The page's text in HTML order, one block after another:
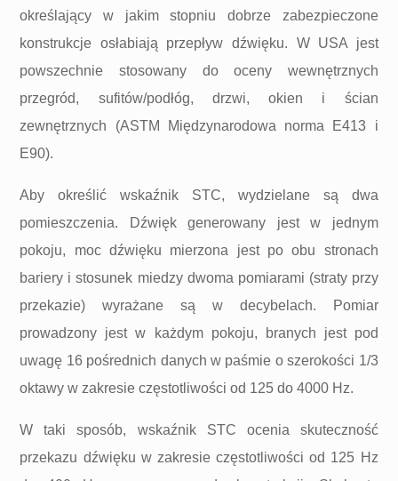
określający w jakim stopniu dobrze zabezpieczone
konstrukcje osłabiają przepływ dźwięku. W USA jest
powszechnie stosowany do oceny wewnętrznych
przegród, sufitów/podłóg, drzwi, okien i ścian
zewnętrznych (ASTM Międzynarodowa norma E413 i
E90).
Aby określić wskaźnik STC, wydzielane są dwa
pomieszczenia. Dźwięk generowany jest w jednym
pokoju, moc dźwięku mierzona jest po obu stronach
bariery i stosunek miedzy dwoma pomiarami (straty przy
przekazie) wyrażane są w decybelach. Pomiar
prowadzony jest w każdym pokoju, branych jest pod
uwagę 16 pośrednich danych w paśmie o szerokości 1/3
oktawy w zakresie częstotliwości od 125 do 4000 Hz.
W taki sposób, wskaźnik STC ocenia skuteczność
przekazu dźwięku w zakresie częstotliwości od 125 Hz